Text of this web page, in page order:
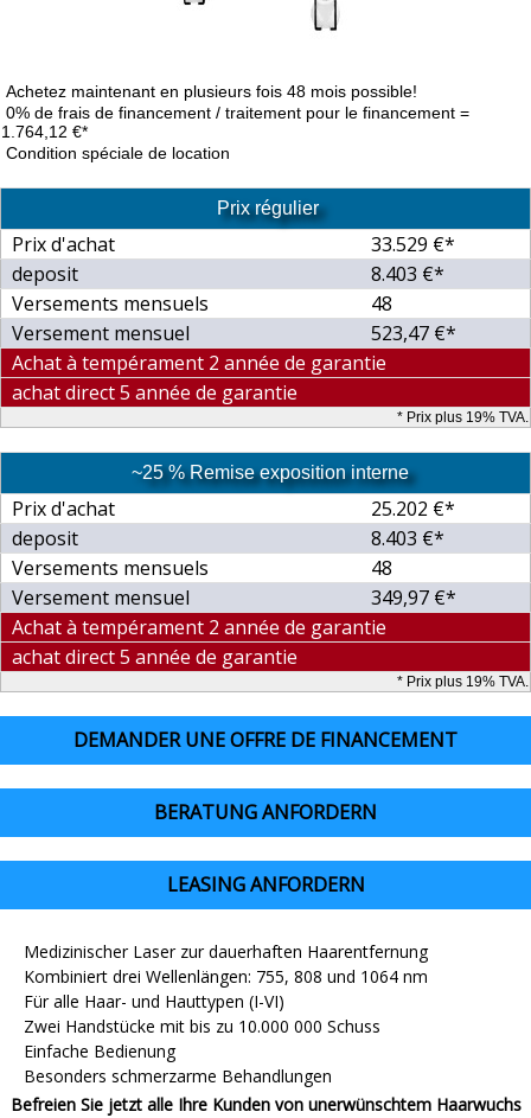
Achetez maintenant en plusieurs fois 48 mois possible!
0% de frais de financement / traitement pour le financement =
1.764,12 €*
Condition spéciale de location
Prix régulier
Prix d'achat
33.529 €*
deposit
8.403 €*
Versements mensuels
48
Versement mensuel
523,47 €*
Achat à tempérament 2 année de garantie
achat direct 5 année de garantie
* Prix plus 19% TVA.
~25 % Remise exposition interne
Prix d'achat
25.202 €*
deposit
8.403 €*
Versements mensuels
48
Versement mensuel
349,97 €*
Achat à tempérament 2 année de garantie
achat direct 5 année de garantie
* Prix plus 19% TVA.
DEMANDER UNE OFFRE DE FINANCEMENT
BERATUNG ANFORDERN
LEASING ANFORDERN
Medizinischer Laser zur dauerhaften Haarentfernung
Kombiniert drei Wellenlängen: 755, 808 und 1064 nm
Für alle Haar- und Hauttypen (I-VI)
Zwei Handstücke mit bis zu 10.000 000 Schuss
Einfache Bedienung
Besonders schmerzarme Behandlungen
Befreien Sie jetzt alle Ihre Kunden von unerwünschtem Haarwuchs